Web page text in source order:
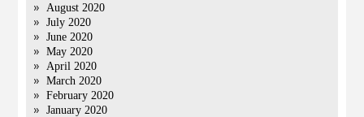
August 2020
July 2020
June 2020
May 2020
April 2020
March 2020
February 2020
January 2020